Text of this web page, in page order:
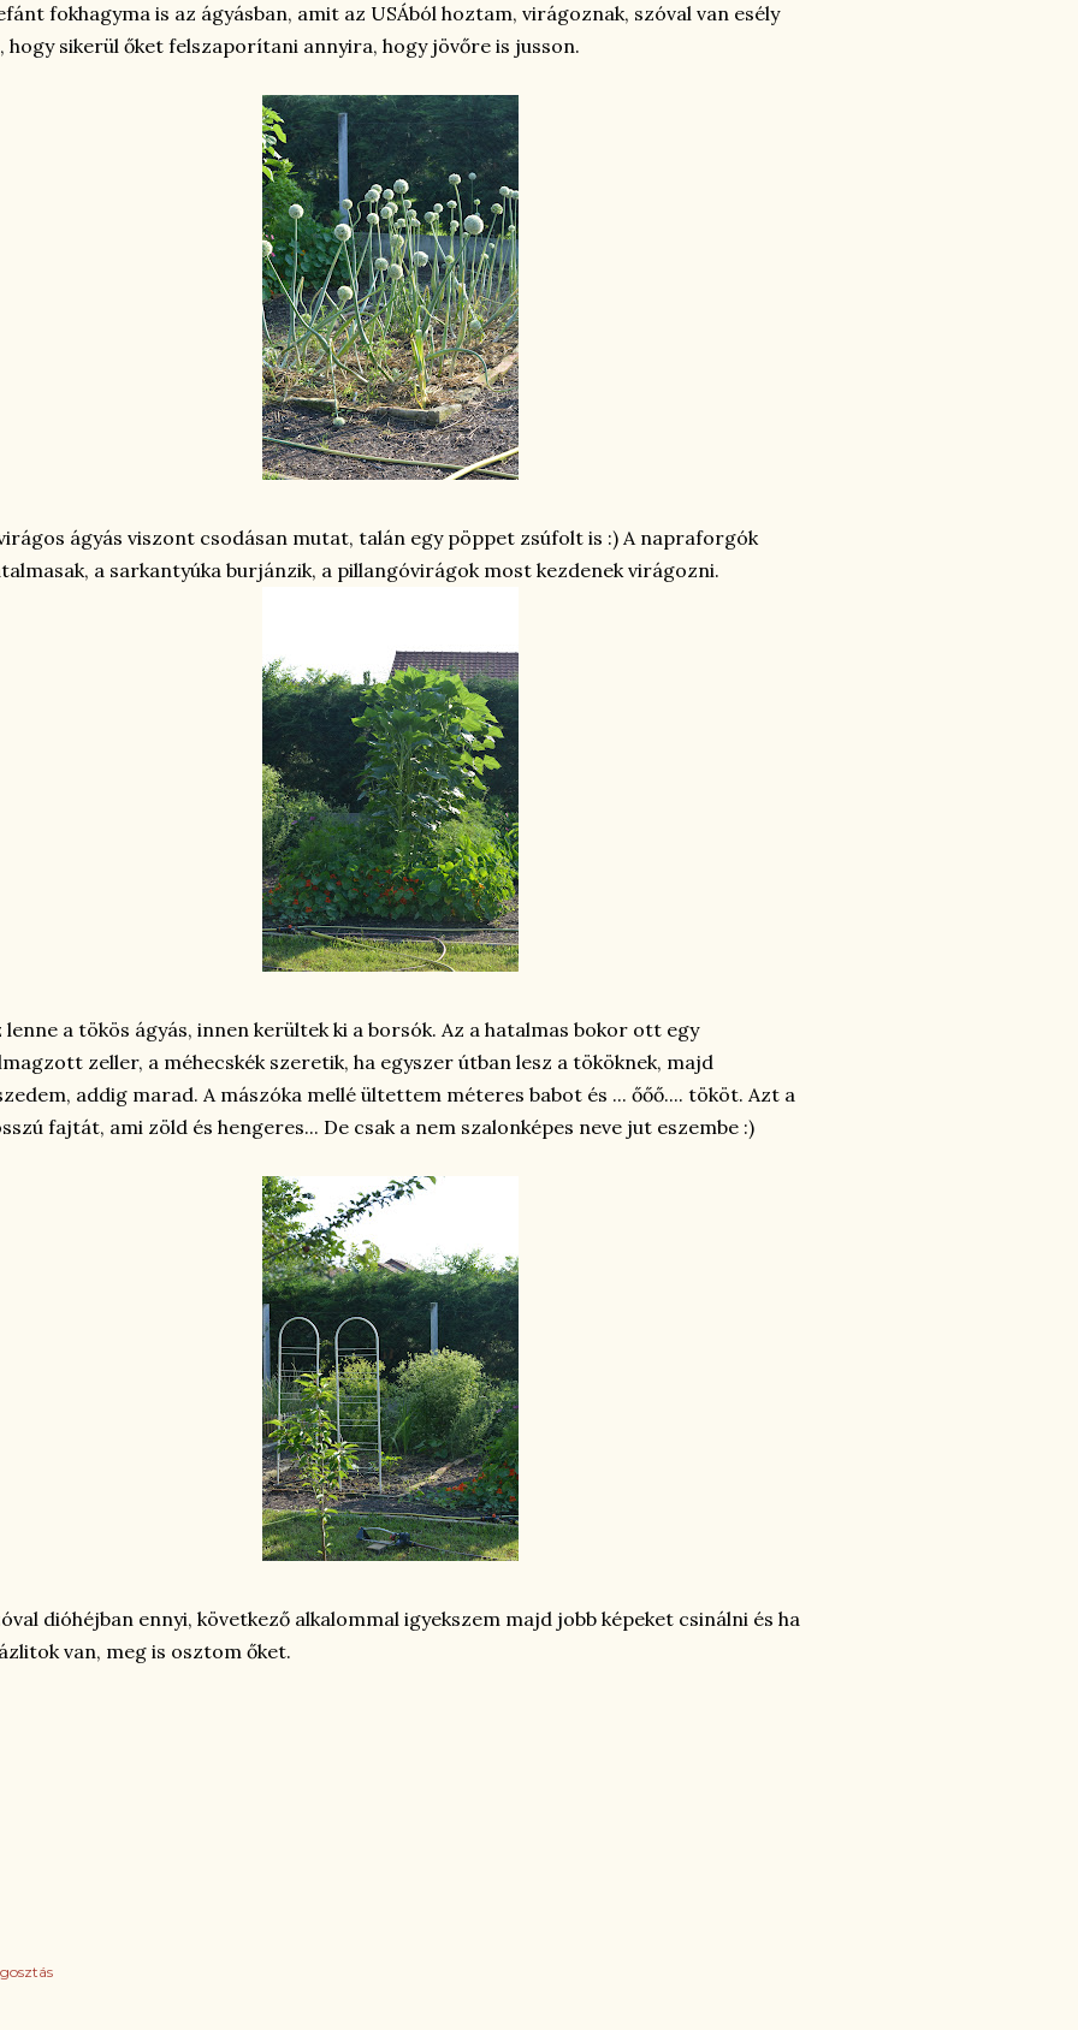
fokhagyma is az ágyásban, amit az USÁból hoztam, virágoznak, szóval van esély
hogy sikerül őket felszaporítani annyira, hogy jövőre is jusson.
ágyás viszont csodásan mutat, talán egy pöppet zsúfolt is :) A napraforgók
a sarkantyúka burjánzik, a pillangóvirágok most kezdenek virágozni.
lenne a tökös ágyás, innen kerültek ki a borsók. Az a hatalmas bokor ott egy
zeller, a méhecskék szeretik, ha egyszer útban lesz a tököknek, majd
addig marad. A mászóka mellé ültettem méteres babot és ... őőő.... tököt. Azt a
fajtát, ami zöld és hengeres... De csak a nem szalonképes neve jut eszembe :)
dióhéjban ennyi, következő alkalommal igyekszem majd jobb képeket csinálni és ha
van, meg is osztom őket.